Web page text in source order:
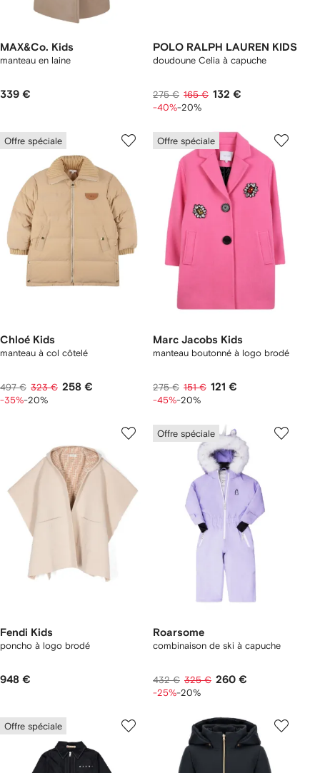
MAX&Co. Kids
manteau en laine
339 €
POLO RALPH LAUREN KIDS
doudoune Celia à capuche
275 € 165 € 132 €
-40%-20%
Offre spéciale
Chloé Kids
manteau à col côtelé
497 € 323 € 258 €
-35%-20%
Offre spéciale
Marc Jacobs Kids
manteau boutonné à logo brodé
275 € 151 € 121 €
-45%-20%
Fendi Kids
poncho à logo brodé
948 €
Offre spéciale
Roarsome
combinaison de ski à capuche
432 € 325 € 260 €
-25%-20%
Offre spéciale